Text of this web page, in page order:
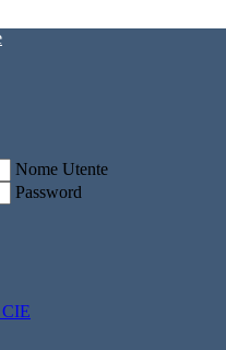
Nome Utente
Password